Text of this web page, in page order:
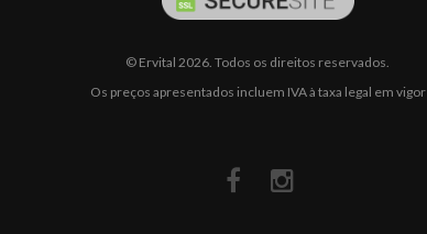
© Ervital 2026. Todos os direitos reservados.
Os preços apresentados incluem IVA à taxa legal em vigor